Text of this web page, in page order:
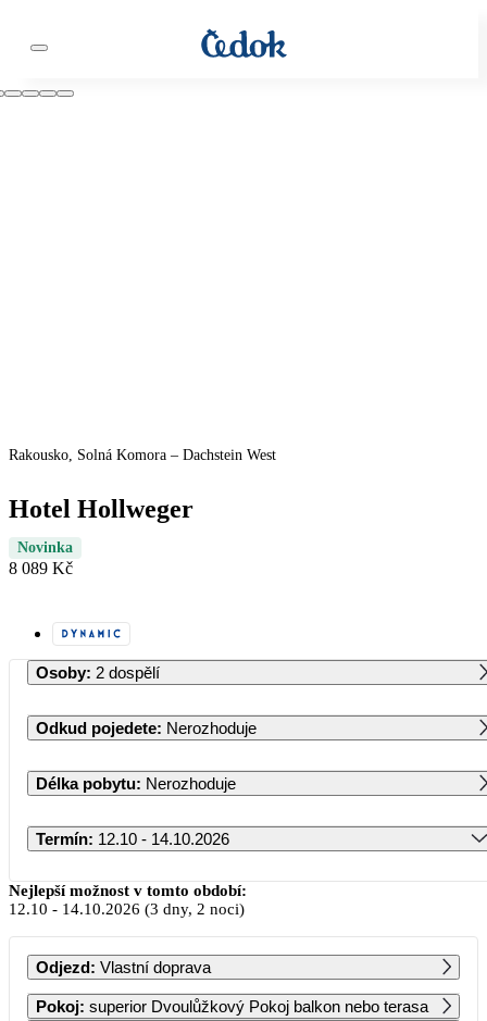
Rakousko, Solná Komora – Dachstein West
Hotel Hollweger
Novinka
8 089 Kč
Osoby: 2 dospělí
Odkud pojedete: Nerozhoduje
Délka pobytu: Nerozhoduje
Termín: 12.10 - 14.10.2026
Říjen 2026
PO ÚT ST ČT PÁ SO NE
1
8 429
2
8 429
3
8 429
4
8 429
Nejlepší možnost v tomto období:
12.10 - 14.10.2026 (3 dny, 2 noci)
Odjezd: Vlastní doprava
Pokoj: superior Dvoulůžkový Pokoj balkon nebo terasa